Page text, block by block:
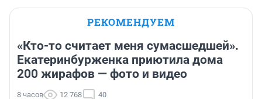
РЕКОМЕНДУЕМ
«Кто-то считает меня сумасшедшей».
Екатеринбурженка приютила дома
200 жирафов — фото и видео
8 часов 12 768 40